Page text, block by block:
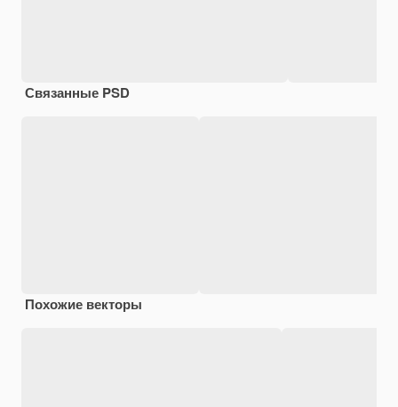
Связанные PSD
Похожие векторы